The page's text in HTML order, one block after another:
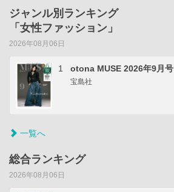
ジャンル別ランキング
「女性ファッション」
2026年08月06日
1 otona MUSE 2026年9月号
宝島社
一覧へ
総合ランキング
2026年08月06日